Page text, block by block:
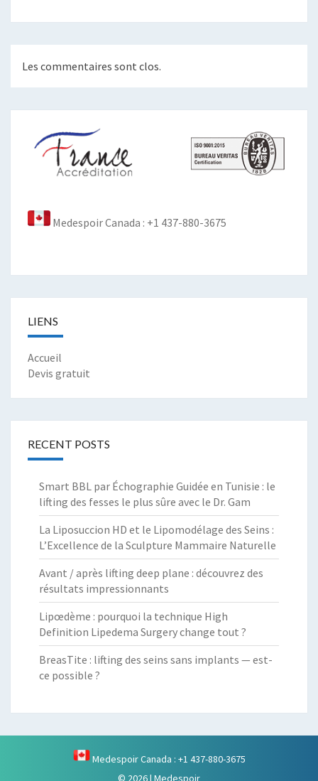
Les commentaires sont clos.
Medespoir Canada : +1 437-880-3675
LIENS
Accueil
Devis gratuit
RECENT POSTS
Smart BBL par Échographie Guidée en Tunisie : le
lifting des fesses le plus sûre avec le Dr. Gam
La Liposuccion HD et le Lipomodélage des Seins :
L’Excellence de la Sculpture Mammaire Naturelle
Avant / après lifting deep plane : découvrez des
résultats impressionnants
Lipœdème : pourquoi la technique High
Definition Lipedema Surgery change tout ?
BreasTite : lifting des seins sans implants — est-
ce possible ?
Medespoir Canada : +1 437-880-3675
© 2026| Medespoir